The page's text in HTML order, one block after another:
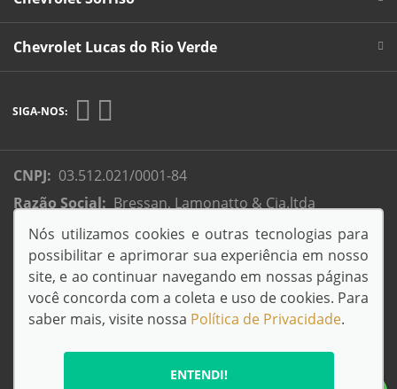
Chevrolet Lucas do Rio Verde
SIGA-NOS:
CNPJ: 03.512.021/0001-84
Razão Social: Bressan, Lamonatto & Cia.ltda
Endereço Matriz: Rua Colonizador Enio Pipino, 3333 -
Setor Industrial - -
Política de privacidade
Nós utilizamos cookies e outras tecnologias para
possibilitar e aprimorar sua experiência em nosso
site, e ao continuar navegando em nossas páginas
você concorda com a coleta e uso de cookies. Para
saber mais, visite nossa Política de Privacidade.
ENTENDI!